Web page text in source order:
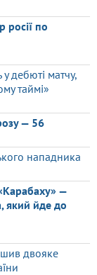
росії по
дебюті матчу,
таймі»
— 56
нападника
—
який йде до
двояке